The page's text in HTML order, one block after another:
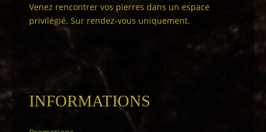
Venez rencontrer vos pierres dans un espace
privilégié. Sur rendez-vous uniquement.
INFORMATIONS